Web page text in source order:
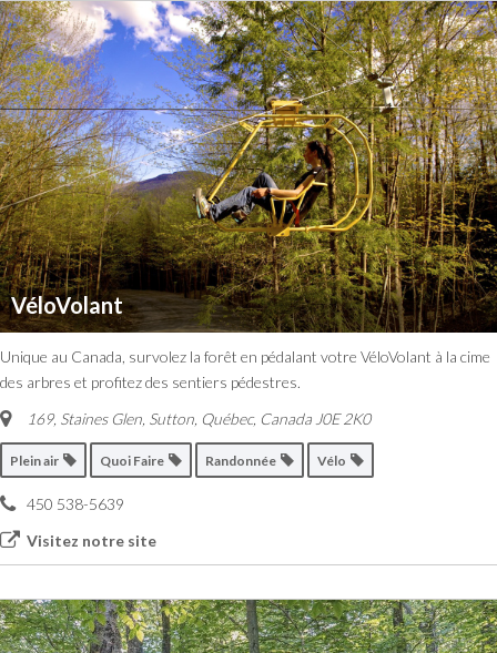
VéloVolant
Unique au Canada, survolez la forêt en pédalant votre VéloVolant à la cime
des arbres et profitez des sentiers pédestres.
169, Staines Glen, Sutton Québec, Canada J0E 2K0
Plein air Quoi Faire Randonnée Vélo
450 538-5639
Visitez notre site